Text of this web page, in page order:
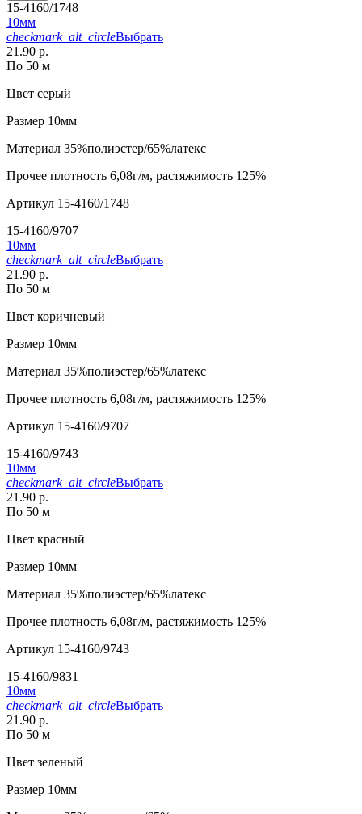
15-4160/1748
10мм
checkmark_alt_circleВыбрать
21.90 р.
По 50 м
Цвет серый
Размер 10мм
Материал 35%полиэстер/65%латекс
Прочее плотность 6,08г/м, растяжимость 125%
Артикул 15-4160/1748
15-4160/9707
10мм
checkmark_alt_circleВыбрать
21.90 р.
По 50 м
Цвет коричневый
Размер 10мм
Материал 35%полиэстер/65%латекс
Прочее плотность 6,08г/м, растяжимость 125%
Артикул 15-4160/9707
15-4160/9743
10мм
checkmark_alt_circleВыбрать
21.90 р.
По 50 м
Цвет красный
Размер 10мм
Материал 35%полиэстер/65%латекс
Прочее плотность 6,08г/м, растяжимость 125%
Артикул 15-4160/9743
15-4160/9831
10мм
checkmark_alt_circleВыбрать
21.90 р.
По 50 м
Цвет зеленый
Размер 10мм